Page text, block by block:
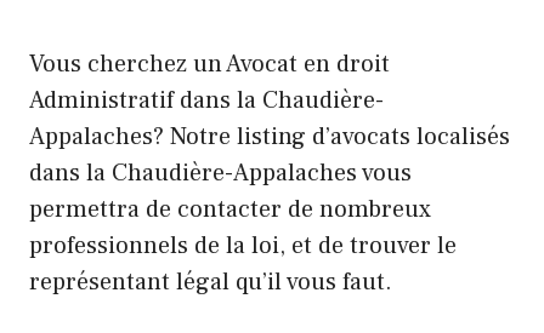
Vous cherchez un Avocat en droit
Administratif dans la Chaudière-
Appalaches? Notre listing d’avocats localisés
dans la Chaudière-Appalaches vous
permettra de contacter de nombreux
professionnels de la loi, et de trouver le
représentant légal qu’il vous faut.